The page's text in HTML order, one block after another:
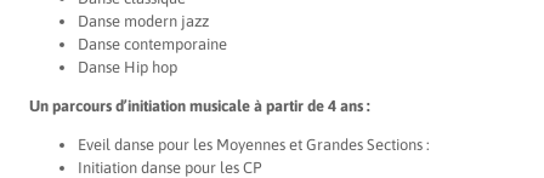
Danse modern jazz
Danse contemporaine
Danse Hip hop
Un parcours d’initiation musicale à partir de 4 ans :
Eveil danse pour les Moyennes et Grandes Sections :
Initiation danse pour les CP